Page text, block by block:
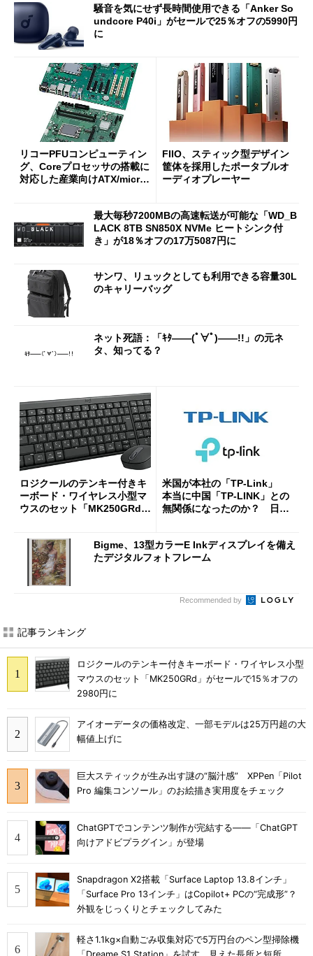
騒音を気にせず長時間使用できる「Anker So
undcore P40i」がセールで25％オフの5990円
に
リコーPFUコンピューティン
グ、Coreプロセッサの搭載に
対応した産業向けATX/micro
FIIO、スティック型デザイン
筐体を採用したポータブルオ
ーディオプレーヤー
最大毎秒7200MBの高速転送が可能な「WD_B
LACK 8TB SN850X NVMe ヒートシンク付
き」が18％オフの17万5087円に
サンワ、リュックとしても利用できる容量30L
のキャリーバッグ
ネット死語：「ｷﾀ――(ﾟ∀ﾟ)――!!」の元ネ
タ、知ってる？
ロジクールのテンキー付きキ
ーボード・ワイヤレス小型マ
ウスのセット「MK250GRd」
米国が本社の「TP-Link」
本当に中国「TP-LINK」との
無関係になったのか？ 日本
Bigme、13型カラーE Inkディスプレイを備え
たデジタルフォトフレーム
Recommended by
記事ランキング
ロジクールのテンキー付きキーボード・ワイヤレス小型
マウスのセット「MK250GRd」がセールで15％オフの
2980円に
アイオーデータの価格改定、一部モデルは25万円超の大
幅値上げに
巨大スティックが生み出す謎の“脳汁感” XPPen「Pilot
Pro 編集コンソール」のお絵描き実用度をチェック
ChatGPTでコンテンツ制作が完結する――「ChatGPT
向けアドビプラグイン」が登場
Snapdragon X2搭載「Surface Laptop 13.8インチ」
「Surface Pro 13インチ」はCopilot+ PCの“完成形”？
外観をじっくりとチェックしてみた
軽さ1.1kg×自動ごみ収集対応で5万円台のペン型掃除機